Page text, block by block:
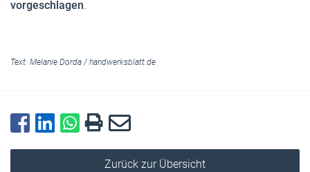
vorgeschlagen.
Text: Melanie Dorda / handwerksblatt.de
Zurück zur Übersicht